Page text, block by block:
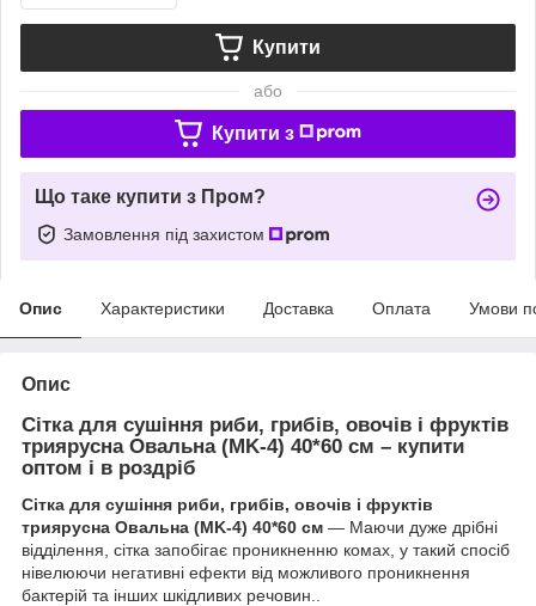
Купити
або
Купити з
Що таке купити з Пром?
Замовлення під захистом
Опис Характеристики Доставка Оплата Умови
Опис
Сітка для сушіння риби, грибів, овочів і фруктів
триярусна Овальна (MK-4) 40*60 см – купити
оптом і в роздріб
Сітка для сушіння риби, грибів, овочів і фруктів
триярусна Овальна (MK-4) 40*60 см — Маючи дуже дрібні
відділення, сітка запобігає проникненню комах, у такий спосіб
нівелюючи негативні ефекти від можливого проникнення
бактерій та інших шкідливих речовин..